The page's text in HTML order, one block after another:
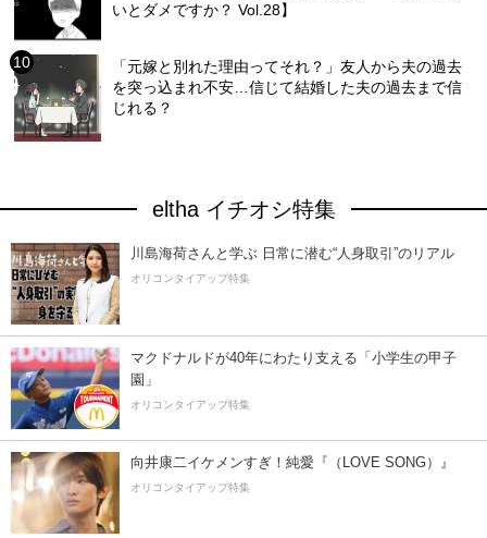
いとダメですか？ Vol.28】
「元嫁と別れた理由ってそれ？」友人から夫の過去
を突っ込まれ不安…信じて結婚した夫の過去まで信
じれる？
eltha イチオシ特集
川島海荷さんと学ぶ 日常に潜む“人身取引”のリアル
オリコンタイアップ特集
マクドナルドが40年にわたり支える「小学生の甲子
園」
オリコンタイアップ特集
向井康二イケメンすぎ！純愛『（LOVE SONG）』
オリコンタイアップ特集